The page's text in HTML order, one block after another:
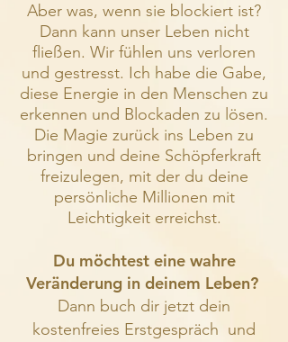
Aber was, wenn sie blockiert ist?
Dann kann unser Leben nicht
fließen. Wir fühlen uns verloren
und gestresst. Ich habe die Gabe,
diese Energie in den Menschen zu
erkennen und Blockaden zu lösen.
Die Magie zurück ins Leben zu
bringen und deine Schöpferkraft
freizulegen, mit der du deine
persönliche Millionen mit
Leichtigkeit erreichst.
Du möchtest eine wahre
Veränderung in deinem Leben?
Dann buch dir jetzt dein
kostenfreies Erstgespräch und